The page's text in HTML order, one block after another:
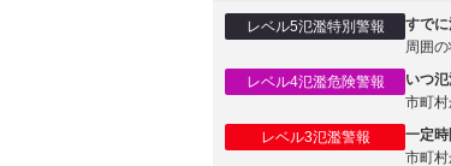
レベル5氾濫特別警報
すで
周囲
レベル4氾濫危険警報
いつ
市町
レベル3氾濫警報
一定
市町